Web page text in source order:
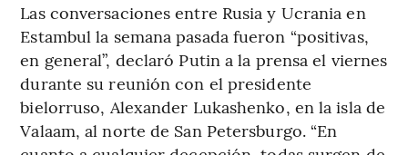
Las conversaciones entre Rusia y Ucrania en
Estambul la semana pasada fueron “positivas,
en general”, declaró Putin a la prensa el viernes
durante su reunión con el presidente
bielorruso, Alexander Lukashenko, en la isla de
Valaam, al norte de San Petersburgo. “En